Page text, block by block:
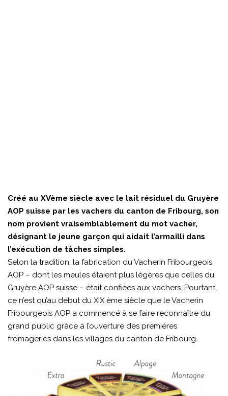
Créé au XVème siècle avec le lait résiduel du Gruyère
AOP suisse par les vachers du canton de Fribourg, son
nom provient vraisemblablement du mot vacher,
désignant le jeune garçon qui aidait l’armailli dans
l’exécution de tâches simples.
Selon la tradition, la fabrication du Vacherin Fribourgeois
AOP – dont les meules étaient plus légères que celles du
Gruyère AOP suisse – était confiées aux vachers. Pourtant,
ce n’est qu’au début du XIX ème siècle que le Vacherin
Fribourgeois AOP a commencé à se faire reconnaître du
grand public grâce à l’ouverture des premières
fromageries dans les villages du canton de Fribourg.